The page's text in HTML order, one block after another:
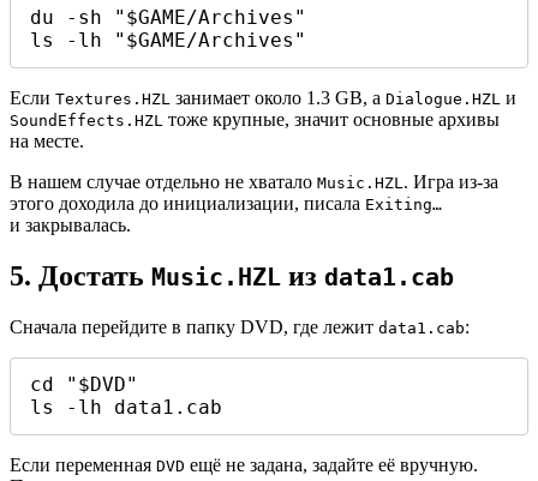
du -sh "$GAME/Archives"
ls -lh "$GAME/Archives"
Если Textures.HZL занимает около 1.3 GB, а Dialogue.HZL и
SoundEffects.HZL тоже крупные, значит основные архивы
на месте.
В нашем случае отдельно не хватало Music.HZL . Игра из-за
этого доходила до инициализации, писала Exiting…
и закрывалась.
5. Достать Music.HZL из data1.cab
Сначала перейдите в папку DVD, где лежит data1.cab:
cd "$DVD"
ls -lh data1.cab
Если переменная DVD ещё не задана, задайте её вручную.